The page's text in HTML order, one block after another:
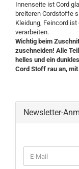
Innenseite ist Cord
breiteren Cordstoffe
Kleidung, Feincord
verarbeiten.
Wichtig beim
zuschneiden! Alle
helles und ein
Cord Stoff rau an,
Newsletter-
ZUR
E-
Mail